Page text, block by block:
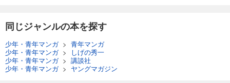
同じジャンルの本を探す
少年・青年マンガ> 青年マンガ
少年・青年マンガ>
しげの秀一
少年・青年マンガ> 講談社
少年・青年マンガ> ヤングマガジン